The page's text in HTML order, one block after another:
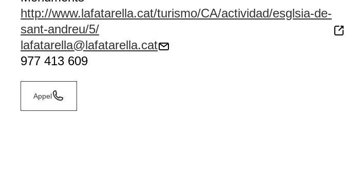
http://www.lafatarella.cat/turismo/CA/actividad/esglsia-de-
sant-andreu/5/
lafatarella@lafatarella.cat
977 413 609
Appel